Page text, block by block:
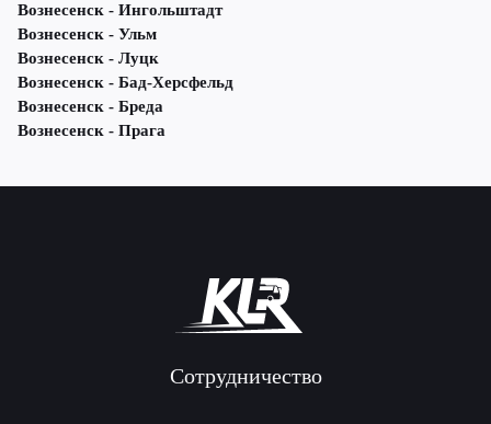
Вознесенск - Ингольштадт
Вознесенск - Ульм
Вознесенск - Луцк
Вознесенск - Бад-Херсфельд
Вознесенск - Бреда
Вознесенск - Прага
Сотрудничество